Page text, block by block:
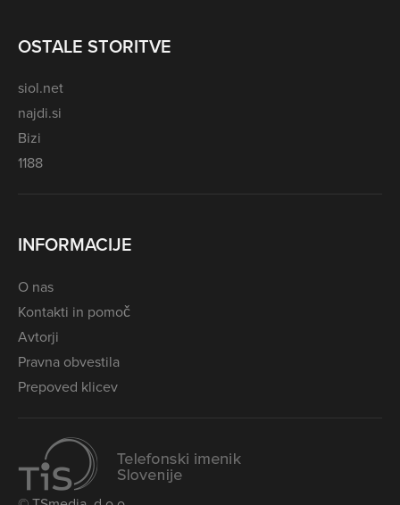
OSTALE STORITVE
siol.net
najdi.si
Bizi
1188
INFORMACIJE
O nas
Kontakti in pomoč
Avtorji
Pravna obvestila
Prepoved klicev